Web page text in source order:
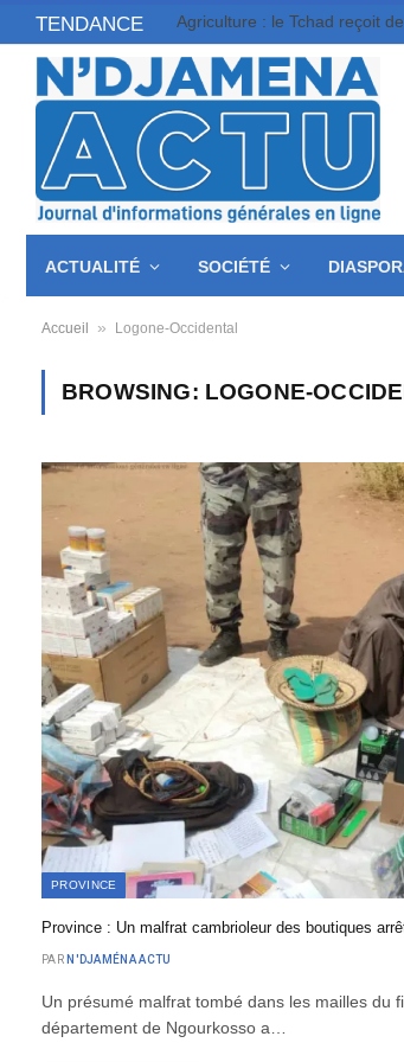
TENDANCE
ACTUALITÉ SOCIÉTÉ
Accueil » Logone-Occidental
BROWSING: LOGONE-
PROVINCE
Province : Un malfrat cambrioleur des boutiques
PAR N'DJAMÉNA ACTU
Un présumé malfrat tombé dans les mailles du
département de Ngourkosso a…